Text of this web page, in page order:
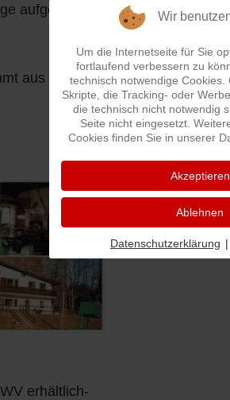
aufgelöst.
aus diesen
erhältlich-
Wir
Um die Internetseite für Sie
fortlaufend verbessern zu
technisch notwendige Cookies.
Skripte, die Tracking- oder
die technisch nicht notwendig
Seite nicht eingesetzt.
Cookies finden Sie in unserer
Akzeptieren
Ablehnen
Datenschutzerklärung |